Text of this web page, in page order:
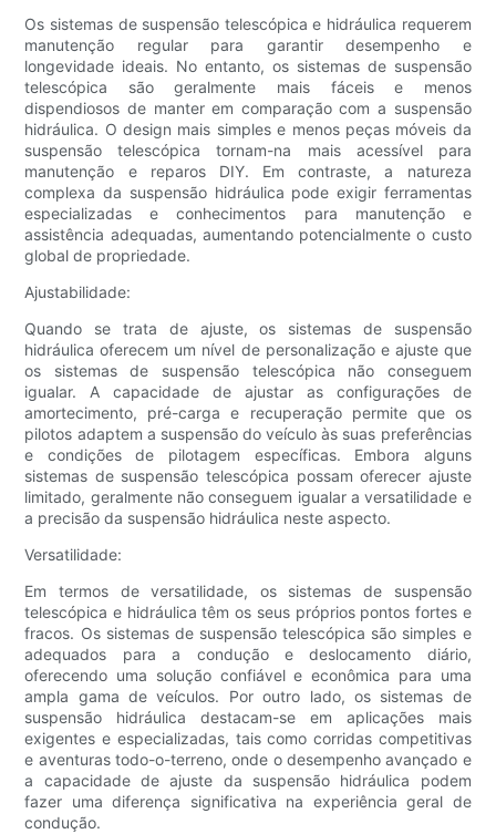
Os sistemas de suspensão telescópica e hidráulica requerem
manutenção regular para garantir desempenho e
longevidade ideais. No entanto, os sistemas de suspensão
telescópica são geralmente mais fáceis e menos
dispendiosos de manter em comparação com a suspensão
hidráulica. O design mais simples e menos peças móveis da
suspensão telescópica tornam-na mais acessível para
manutenção e reparos DIY. Em contraste, a natureza
complexa da suspensão hidráulica pode exigir ferramentas
especializadas e conhecimentos para manutenção e
assistência adequadas, aumentando potencialmente o custo
global de propriedade.
Ajustabilidade:
Quando se trata de ajuste, os sistemas de suspensão
hidráulica oferecem um nível de personalização e ajuste que
os sistemas de suspensão telescópica não conseguem
igualar. A capacidade de ajustar as configurações de
amortecimento, pré-carga e recuperação permite que os
pilotos adaptem a suspensão do veículo às suas preferências
e condições de pilotagem específicas. Embora alguns
sistemas de suspensão telescópica possam oferecer ajuste
limitado, geralmente não conseguem igualar a versatilidade e
a precisão da suspensão hidráulica neste aspecto.
Versatilidade:
Em termos de versatilidade, os sistemas de suspensão
telescópica e hidráulica têm os seus próprios pontos fortes e
fracos. Os sistemas de suspensão telescópica são simples e
adequados para a condução e deslocamento diário,
oferecendo uma solução confiável e econômica para uma
ampla gama de veículos. Por outro lado, os sistemas de
suspensão hidráulica destacam-se em aplicações mais
exigentes e especializadas, tais como corridas competitivas
e aventuras todo-o-terreno, onde o desempenho avançado e
a capacidade de ajuste da suspensão hidráulica podem
fazer uma diferença significativa na experiência geral de
condução.